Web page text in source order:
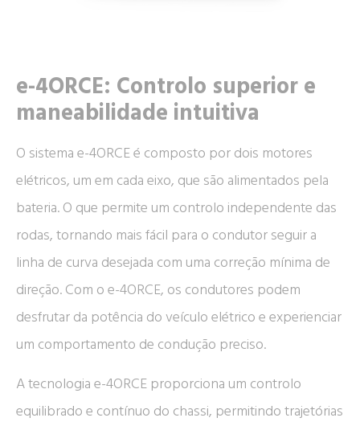
e-4ORCE: Controlo superior e
maneabilidade intuitiva
O sistema e-4ORCE é composto por dois motores
elétricos, um em cada eixo, que são alimentados pela
bateria. O que permite um controlo independente das
rodas, tornando mais fácil para o condutor seguir a
linha de curva desejada com uma correção mínima de
direção. Com o e-4ORCE, os condutores podem
desfrutar da potência do veículo elétrico e experienciar
um comportamento de condução preciso.
A tecnologia e-4ORCE proporciona um controlo
equilibrado e contínuo do chassi, permitindo trajetórias